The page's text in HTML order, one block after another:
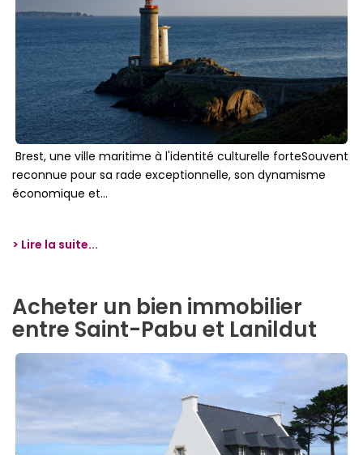
Brest, une ville maritime à l'identité culturelle forteSouvent
reconnue pour sa rade exceptionnelle, son dynamisme
économique et...
> Lire la suite...
Acheter un bien immobilier
entre Saint-Pabu et Lanildut